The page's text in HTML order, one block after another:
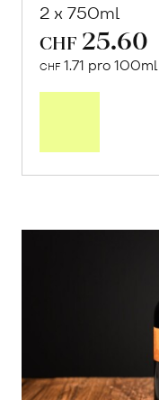
2 x 750ml
CHF 25.60
CHF 1.71 pro 100ml